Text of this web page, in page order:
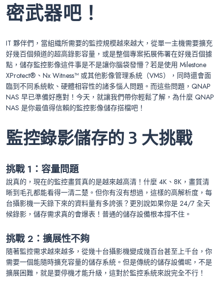
密武器吧！
IT 夥伴們，當組織所需要的監控規模越來越大，從單一主機需要擴充
好幾百個頻道的超高錄影容量，或是整個專案拓展佈署在好幾百個據
點，儲存監控影像這件事是不是讓你腦袋發懵？若是使用 Milestone
XProtect®、Nx Witness™ 或其他影像管理系統（VMS），同時還會面
臨到不同系統軟、硬體相容性的諸多惱人問題。而這些問題，QNAP
NAS 早已準備好應對！今天，就讓我們帶你輕鬆了解，為什麼 QNAP
NAS 是你最值得信賴的監控影像儲存搭檔吧！
監控錄影儲存的 3 大挑戰
挑戰 1：容量問題
說真的，現在的監控畫質真的是越來越高清！什麼 4K、8K，畫質清
晰到毛孔都能看得一清二楚。但你有沒有想過，這樣的高解析度，每
台攝影機一天錄下來的資料量有多誇張？更別說如果你是 24/7 全天
候錄影，儲存需求真的會爆表！普通的儲存設備根本撐不住。
挑戰 2：擴展性不夠
隨著監控需求越來越多，從幾十台攝影機變成幾百台甚至上千台，你
需要一個能隨時擴充容量的儲存系統。但是傳統的儲存設備呢，不是
擴展困難，就是要停機才能升級，這對於監控系統來說完全不行！